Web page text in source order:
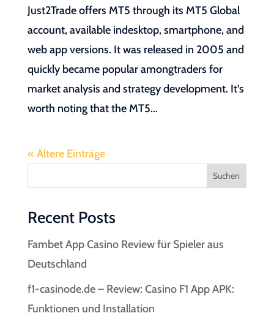
Just2Trade offers MT5 through its MT5 Global
account, available indesktop, smartphone, and
web app versions. It was released in 2005 and
quickly became popular amongtraders for
market analysis and strategy development. It’s
worth noting that the MT5...
« Ältere Einträge
Suchen
Recent Posts
Fambet App Casino Review für Spieler aus
Deutschland
f1-casinode.de – Review: Casino F1 App APK:
Funktionen und Installation